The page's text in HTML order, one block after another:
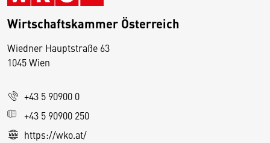
Wirtschaftskammer Österreich
Wiedner Hauptstraße 63
1045 Wien
+43 5 90900 0
+43 5 90900 250
https://wko.at/
D
s
e
S